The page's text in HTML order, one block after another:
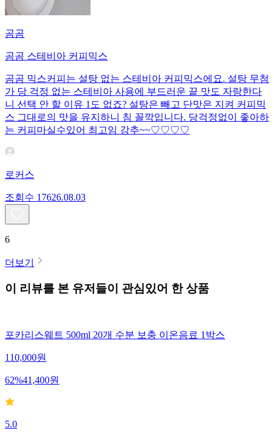
곰곰
곰곰 스테비아 커피믹스
곰곰 믹스커피는 설탕 없는 스테비아 커피믹스에요. 설탕 무첨
가 당 걱정 없는 스테비아 사용에 부드러운 끝 맛도 자랑한다
니 선택 안 할 이유 1도 없죠? 설탕은 빼고 단맛은 지켜 커피믹
스 그대로의 맛을 유지하니 침 꼴깍입니다. 당걱정없이 좋아하
는 커피마실수있어 최고임 강추~~♡♡♡♡
로커스
조회수 17626.08.03
6
더보기
이 리뷰를 본 유저들이 관심있어 한 상품
포카리스웨트 500ml 20개 수분 보충 이온음료 1박스
110,000원
62%41,400원
5.0